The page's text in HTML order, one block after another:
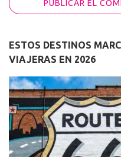
ESTOS DESTINOS
VIAJERAS EN 2026